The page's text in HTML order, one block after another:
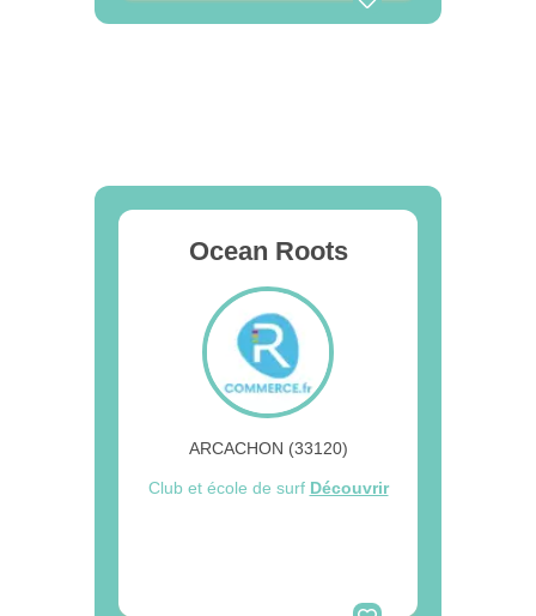
Ocean Roots
ARCACHON (33120)
Club et école de surf Découvrir